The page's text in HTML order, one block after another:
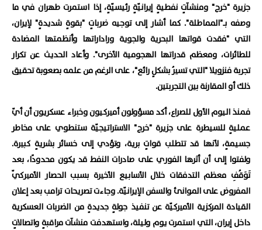
جزيرة "خرج" ومنشآتٍ نفطيةٍ إيرانيّةٍ رئيسيّةٍ، إذا استمرت طهران في ما
وصفه بـ"المماطلة". كما أشار إلى توجيه ضرباتٍ "بقوةٍ شديدةٍ" لإيران،
التي "فقدت قواتها البحرية والجوية وراداراتها وأنظمتها المضادة
للطائرات، ومعظم قدراتها الهجومية الأخرى". وأعاد الحديث عن تكرار
تجربة فنزويلا "التي تسيرُ بشكلٍ رائع"، على الرغم من علمه بصعوبة تحقيق
ذلك أو المقارنة بين التجربتين.
فمنذ اليوم الأول للصراع، أكد مسؤولون أميركيون وخبراء عسكريون أن أيّ
عمليةٍ للسيطرة على جزيرة "خرج" الاستراتيجيّة ستنطوي على مخاطر
جسيمةٍ، لأنها قد تتطلب قواتٍ برية، وتؤدي إلى خسائر بشريةٍ كبيرة.
ولفتوا إلى أن أثرها الفوري على صادرات النفط قد يكون محدودًا، بعد
تَوَقُفِ معظم التدفقات خلال الأسابيع الأخيرة بسبب الحصار الأميركيّ
المفروض على الموانئ والسفن الإيرانيّة. وجاءت تصريحات ترامب بعد إعلان
القيادة المركزية الأميركيّة عن تنفيذ جولةٍ جديدةٍ من الضربات العسكرية
داخل إيران، التي استمرت يوم وليلة، واستهدفت منشآت مراقبةٍ واتصالاتٍ